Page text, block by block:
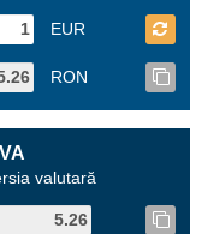
EUR
RON
valutară